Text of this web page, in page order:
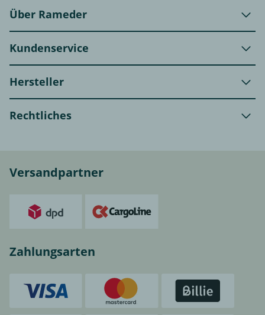
Über Rameder
Kundenservice
Hersteller
Rechtliches
Versandpartner
Zahlungsarten